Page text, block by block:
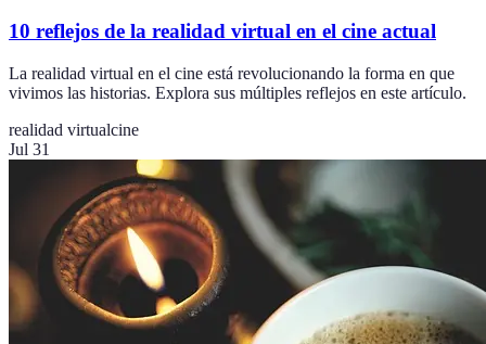
10 reflejos de la realidad virtual en el cine actual
La realidad virtual en el cine está revolucionando la forma en que
vivimos las historias. Explora sus múltiples reflejos en este artículo.
realidad virtualcine
Jul 31